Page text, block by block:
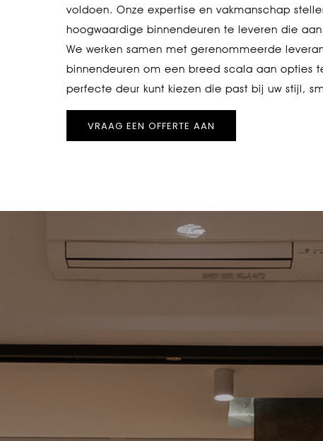
voldoen. Onze expertise en vakmanschap
hoogwaardige binnendeuren te leveren die
We werken samen met gerenommeerde
binnendeuren om een breed scala aan opties
perfecte deur kunt kiezen die past bij uw stijl,
VRAAG EEN OFFERTE AAN